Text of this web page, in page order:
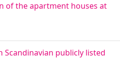
of the apartment houses at
publicly listed